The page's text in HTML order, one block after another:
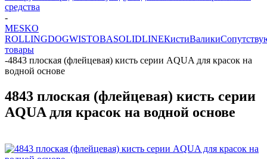
средства
-
MESKO
ROLLINGDOGWISTOBASOLIDLINEКистиВалики
товары
-4843 плоская (флейцевая) кисть серии AQUA для красок на
водной основе
4843 плоская (флейцевая) кисть серии
AQUA для красок на водной основе